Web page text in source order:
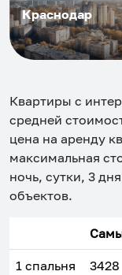
Краснодар
Квартиры с
средней
цена на аренду
максимальная
ночь, сутки, 3
объектов.
1 спальня 3428